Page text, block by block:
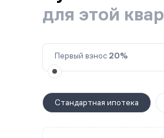
для этой
Первый взнос 20%
Стандартная ипотека